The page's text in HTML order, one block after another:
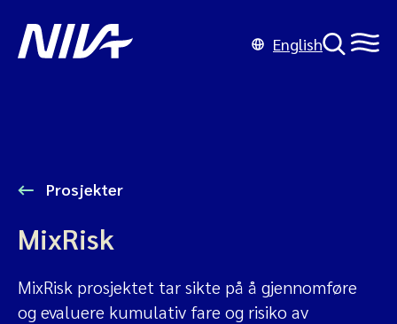
English
Prosjekter
MixRisk
MixRisk prosjektet tar sikte på å gjennomføre
og evaluere kumulativ fare og risiko av